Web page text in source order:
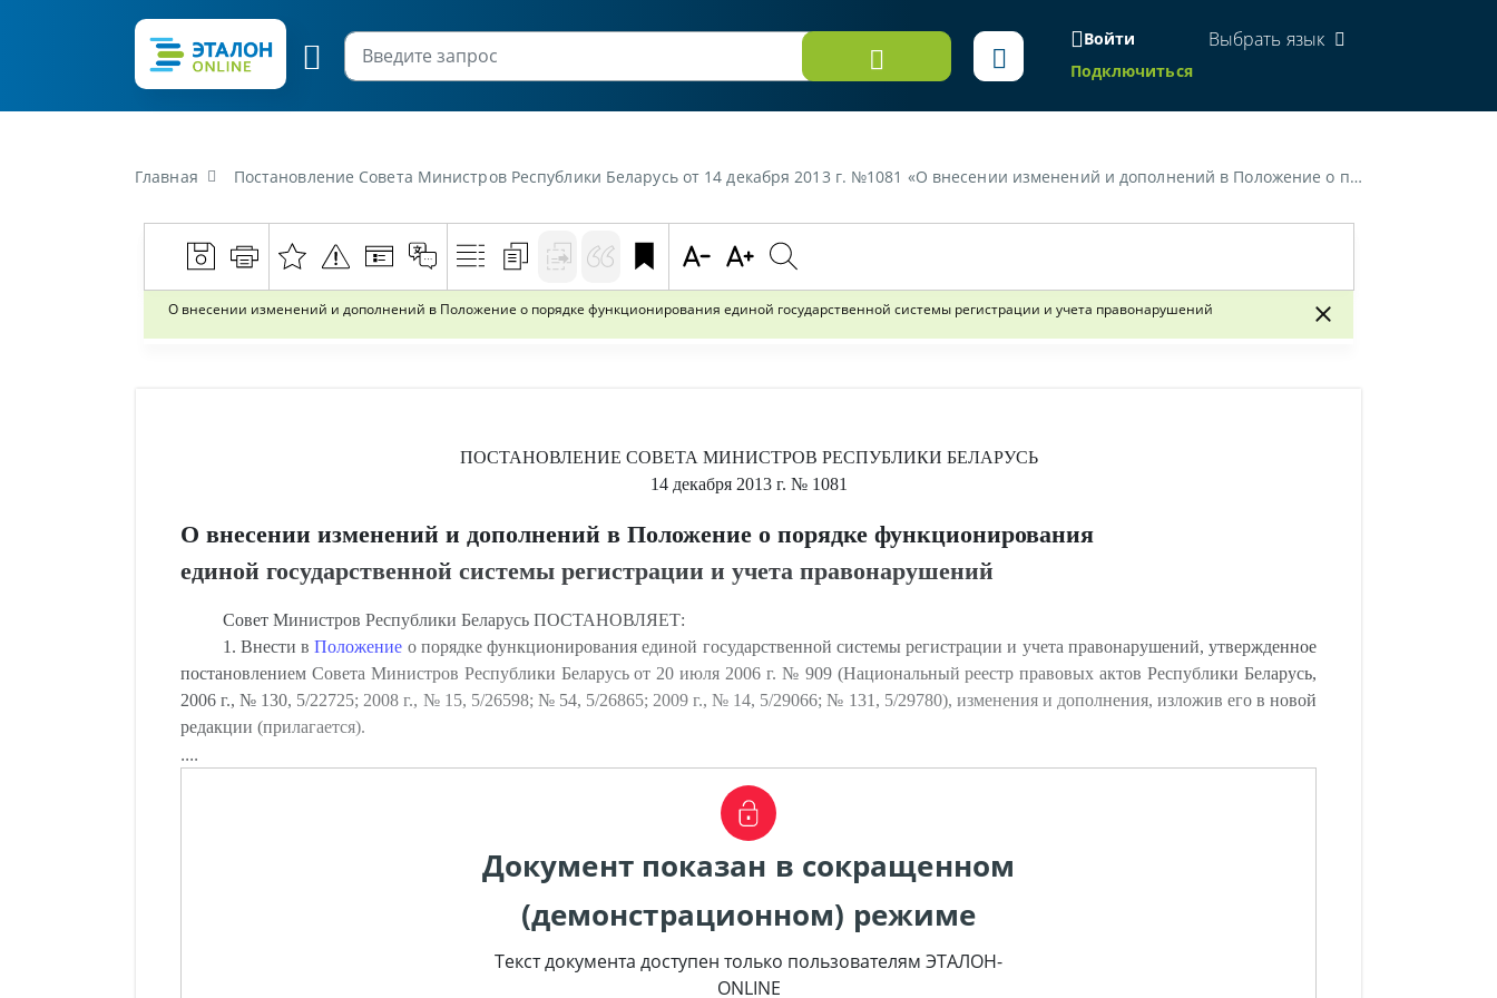
Войти
Подключиться
Выбрать язык
Главная Постановление Совета Министров Республики Беларусь от 14 декабря 2013 г. №1081 «О внесении изменений и дополнений в Положение о порядке функционирования единой государственной системы регистрации и учета правонарушений»
О внесении изменений и дополнений в Положение о порядке функционирования единой государственной системы регистрации и учета правонарушений
ПОСТАНОВЛЕНИЕ СОВЕТА МИНИСТРОВ РЕСПУБЛИКИ БЕЛАРУСЬ
14 декабря 2013 г. № 1081
О внесении изменений и дополнений в Положение о порядке функционирования
единой государственной системы регистрации и учета правонарушений
Совет Министров Республики Беларусь ПОСТАНОВЛЯЕТ:
1. Внести вПоложение о порядке функционирования единой государственной системы регистрации и учета правонарушений, утвержденное
постановлением Совета Министров Республики Беларусь от 20 июля 2006 г. № 909 (Национальный реестр правовых актов Республики Беларусь,
2006 г., № 130, 5/22725; 2008 г., № 15, 5/26598; № 54, 5/26865; 2009 г., № 14, 5/29066; № 131, 5/29780), изменения и дополнения, изложив его в новой
редакции (прилагается).
....
Документ показан в сокращенном
(демонстрационном) режиме
Текст документа доступен только пользователям ЭТАЛОН-
ONLINE